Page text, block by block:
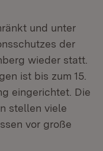
und unter
der
wieder statt.
ist bis zum 15.
eingerichtet. Die
stellen viele
vor große